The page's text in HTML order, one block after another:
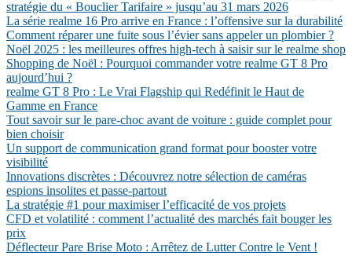
stratégie du « Bouclier Tarifaire » jusqu’au 31 mars 2026
La série realme 16 Pro arrive en France : l’offensive sur la durabilité
Comment réparer une fuite sous l’évier sans appeler un plombier ?
Noël 2025 : les meilleures offres high-tech à saisir sur le realme shop
Shopping de Noël : Pourquoi commander votre realme GT 8 Pro
aujourd’hui ?
realme GT 8 Pro : Le Vrai Flagship qui Redéfinit le Haut de
Gamme en France
Tout savoir sur le pare-choc avant de voiture : guide complet pour
bien choisir
Un support de communication grand format pour booster votre
visibilité
Innovations discrètes : Découvrez notre sélection de caméras
espions insolites et passe-partout
La stratégie #1 pour maximiser l’efficacité de vos projets
CFD et volatilité : comment l’actualité des marchés fait bouger les
prix
Déflecteur Pare Brise Moto : Arrêtez de Lutter Contre le Vent !